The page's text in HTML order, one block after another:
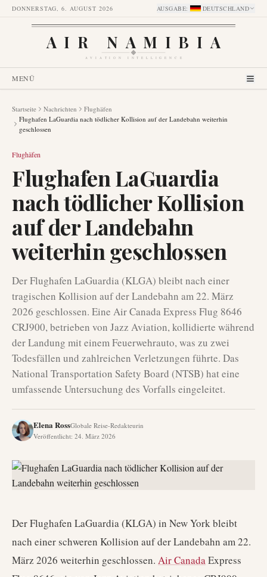
DONNERSTAG, 6. AUGUST 2026 AUSGABE: DEUTSCHLAND
AIR NAMIBIA
AVIATION INTELLIGENCE
MENÜ
Startseite Nachrichten
Flughäfen
Flughafen LaGuardia nach tödlicher Kollision auf der Landebahn weiterhin
geschlossen
Flughäfen
Flughafen LaGuardia
nach tödlicher Kollision
auf der Landebahn
weiterhin geschlossen
Der Flughafen LaGuardia (KLGA) bleibt nach einer
tragischen Kollision auf der Landebahn am 22. März
2026 geschlossen. Eine Air Canada Express Flug 8646
CRJ900, betrieben von Jazz Aviation, kollidierte während
der Landung mit einem Feuerwehrauto, was zu zwei
Todesfällen und zahlreichen Verletzungen führte. Das
National Transportation Safety Board (NTSB) hat eine
umfassende Untersuchung des Vorfalls eingeleitet.
Elena RossGlobale Reise-Redakteurin
Veröffentlicht: 24. März 2026
Der Flughafen LaGuardia (KLGA) in New York bleibt
nach einer schweren Kollision auf der Landebahn am 22.
März 2026 weiterhin geschlossen. Air CanadaExpress